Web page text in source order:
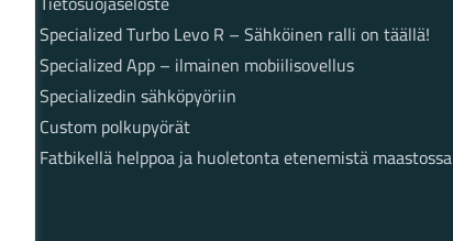
Specialized Turbo Levo R – Sähköinen ralli on täällä!
Specialized App – ilmainen mobiilisovellus
Specializedin sähköpyöriin
Custom polkupyörät
Fatbikellä helppoa ja huoletonta etenemistä maastossa